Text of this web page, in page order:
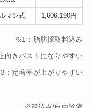
マン式 1,606,190円
※1：脂肪採取料込み
向きバストになりやすい
：定着率が上がりやすい